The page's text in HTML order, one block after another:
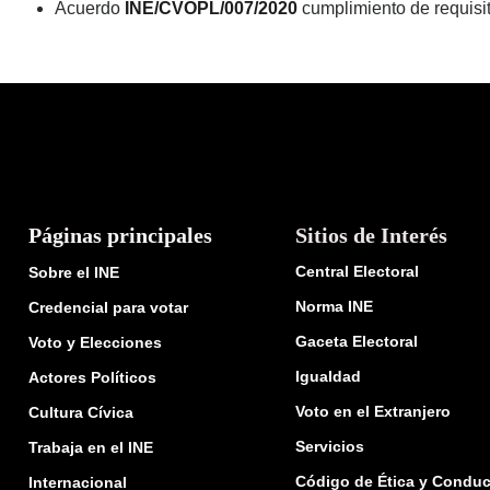
Acuerdo
INE/CVOPL/007/2020 cumplimiento de
Páginas principales
Sobre el INE
Credencial para votar
Voto y Elecciones
Actores Políticos
Cultura Cívica
Trabaja en el INE
Internacional
Sitios de Interés
Central Electoral
Norma INE
Gaceta Electoral
Igualdad
Voto en el Extranjero
Servicios
Código de Ética y